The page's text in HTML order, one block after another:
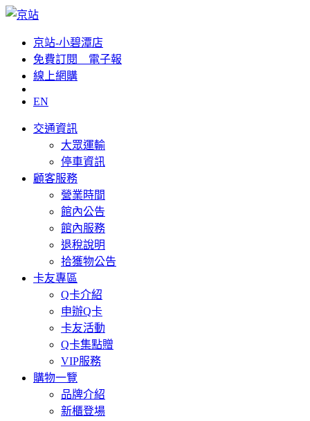
京站-小碧潭店
免費訂閱__電子報
線上網購
EN
交通資訊
大眾運輸
停車資訊
顧客服務
營業時間
館內公告
館內服務
退稅說明
拾獲物公告
卡友專區
Q卡介紹
申辦Q卡
卡友活動
Q卡集點贈
VIP服務
購物一覽
品牌介紹
新櫃登場